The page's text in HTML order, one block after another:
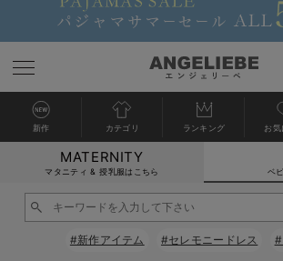
新生児服全て
ベビー服全て
ロンパース・カバーオール
シーズンアイテム全て
ベビー・新生児 寝具全て
ベビーベッド・布団 （ベビー・新生児）
ベビー 雑貨全て
ベビーチェア（ハイローチェア）・ベビーラック
お出かけグッズ全て
ベビー｜季節の特集全て
猛暑からベビーを守るひんやりグッズ
アウトレット全て
【アウトレット】ワンピース
特集全て
抗菌防臭加工
再入荷全て
再入荷｜インナー
新作 カテゴリ ランキング お気
MATERNITY
マタニティ & 授乳服はこちら ベ
#新作アイテム #セレモニードレス #
カートに入れる
閉じる